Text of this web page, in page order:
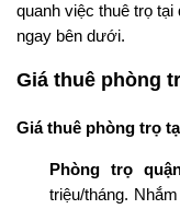
quanh việc thuê trọ
ngay bên dưới.
Giá thuê phòng
Giá thuê phòng trọ
Phòng trọ
triệu/tháng.